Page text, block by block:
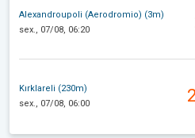
Alexandroupoli (Aerodromio) (3m)
sex., 07/08, 06:20
Kırklareli (230m)
sex., 07/08, 06:00